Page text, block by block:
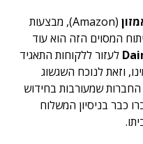
(Amazon), מבצעות
המסוים הזה הוא עוד
לעזור ללקוחות התאגיד
וזאת לנוכח השגשוג
שמעורבות בחידוש
כבר בניסיון המשלוח